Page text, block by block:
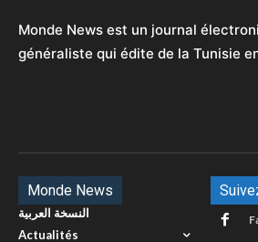
Monde News est un journal
généraliste qui édite de la Tunisie
Monde News
النسخة العربية
Actualités